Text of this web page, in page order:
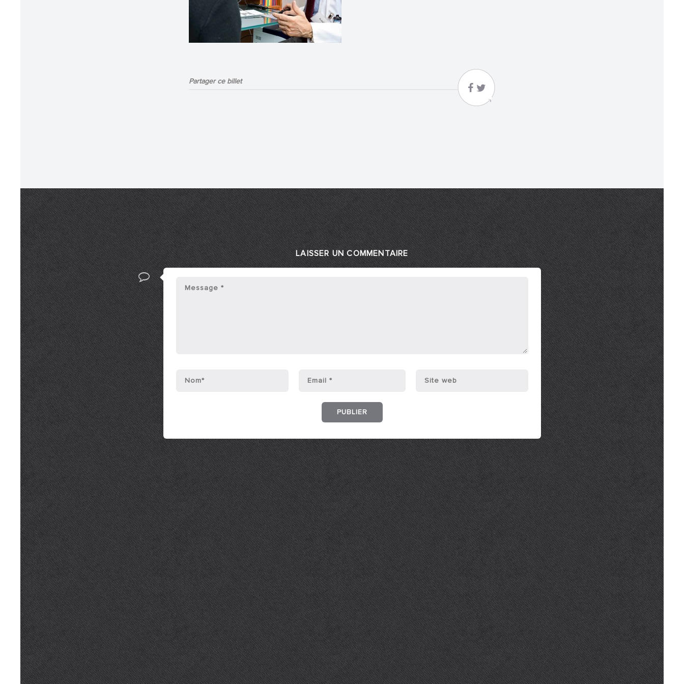
Partager ce billet
LAISSER UN COMMENTAIRE